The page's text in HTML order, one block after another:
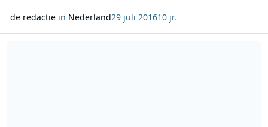
de redactiein Nederland29 juli 201610 jr.